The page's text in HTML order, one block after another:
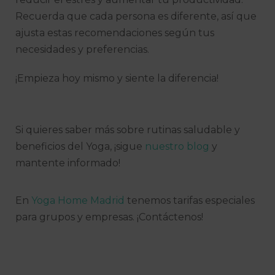
Recuerda que cada persona es diferente, así que
ajusta estas recomendaciones según tus
necesidades y preferencias.
¡Empieza hoy mismo y siente la diferencia!
Si quieres saber más sobre rutinas saludable y
beneficios del Yoga, ¡sigue nuestro blog y
mantente informado!
En Yoga Home Madrid tenemos tarifas especiales
para grupos y empresas. ¡Contáctenos!